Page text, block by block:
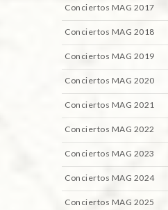
Conciertos MAG 2017
Conciertos MAG 2018
Conciertos MAG 2019
Conciertos MAG 2020
Conciertos MAG 2021
Conciertos MAG 2022
Conciertos MAG 2023
Conciertos MAG 2024
Conciertos MAG 2025